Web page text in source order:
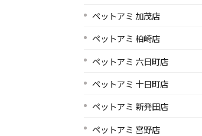
ペットアミ 加茂店
ペットアミ 柏崎店
ペットアミ 六日町店
ペットアミ 十日町店
ペットアミ 新発田店
ペットアミ 宮野店